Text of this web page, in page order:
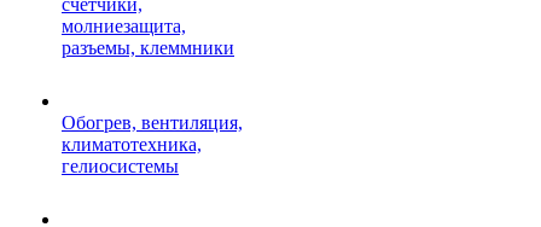
счетчики,
молниезащита,
разъемы, клеммники
Обогрев, вентиляция,
климатотехника,
гелиосистемы